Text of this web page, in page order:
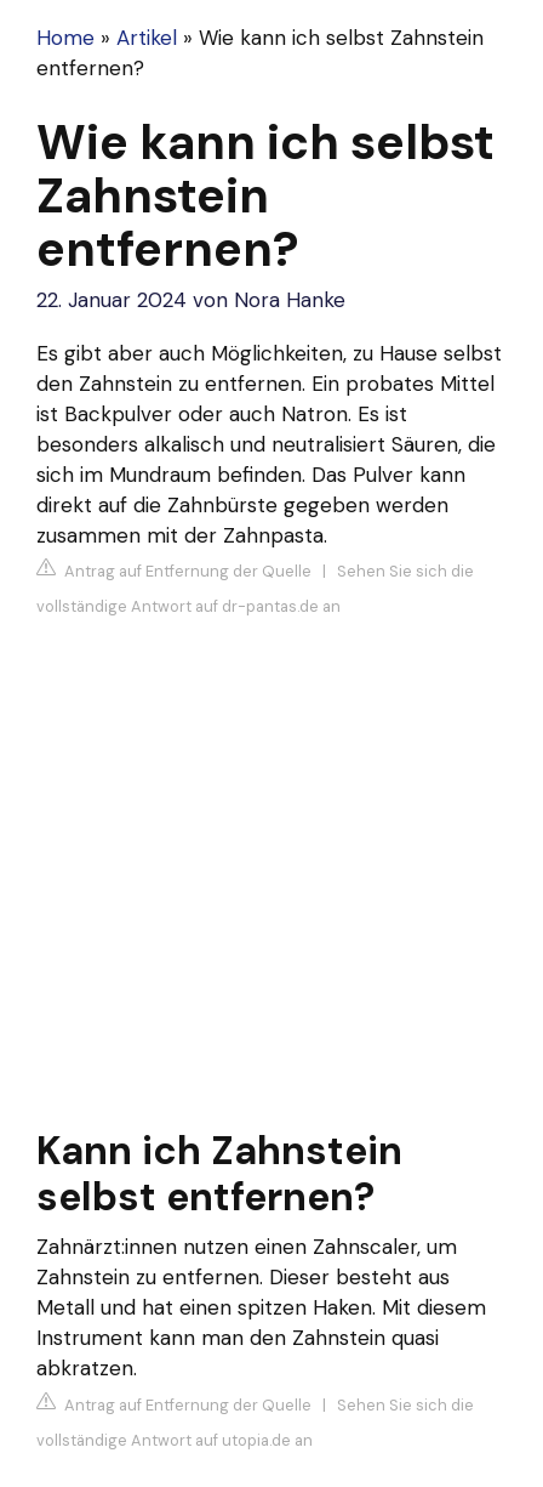
Home » Artikel » Wie kann ich selbst Zahnstein
entfernen?
Wie kann ich selbst
Zahnstein
entfernen?
22. Januar 2024 von Nora Hanke
Es gibt aber auch Möglichkeiten, zu Hause selbst
den Zahnstein zu entfernen. Ein probates Mittel
ist Backpulver oder auch Natron. Es ist
besonders alkalisch und neutralisiert Säuren, die
sich im Mundraum befinden. Das Pulver kann
direkt auf die Zahnbürste gegeben werden
zusammen mit der Zahnpasta.
Antrag auf Entfernung der Quelle | Sehen Sie sich die
vollständige Antwort auf dr-pantas.de an
Kann ich Zahnstein
selbst entfernen?
Zahnärzt:innen nutzen einen Zahnscaler, um
Zahnstein zu entfernen. Dieser besteht aus
Metall und hat einen spitzen Haken. Mit diesem
Instrument kann man den Zahnstein quasi
abkratzen.
Antrag auf Entfernung der Quelle | Sehen Sie sich die
vollständige Antwort auf utopia.de an